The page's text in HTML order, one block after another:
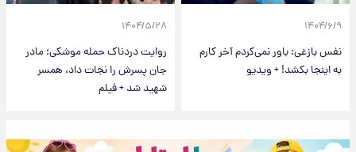
۱۴۰۴/۶/۹
نفس بازغی: باور نمی‌کردم آخر کارم
به اینجا بکشد! + ویدیو
۱۴۰۴/۵/۲۸
روایت دردناک حمله موشکی؛ مادر
جان پسرش را نجات داد، همسر
شهید شد + فیلم